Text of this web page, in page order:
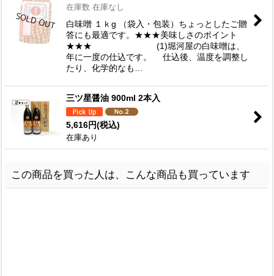
在庫数 在庫なし
白味噌 １ｋg （袋入・包装）ちょっとしたご贈
答にも最適です。★★★美味しさのポイント
★★★ (1)堀河屋の白味噌は、
年に一度の仕込です。 仕込後、温度を調整し
たり、化学的なも…
三ツ星醤油 900ml 2本入
5,616円(税込)
在庫あり
この商品を買った人は、こんな商品も買っています